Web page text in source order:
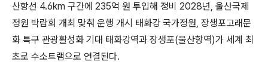
산항선 4.6km 구간에 235억 원 투입해 정비 2028년, 울산국제
정원 박람회 개최 맞춰 운행 개시 태화강 국가정원, 장생포고래문
화 특구 관광활성화 기대 태화강역과 장생포(울산항역)가 세계 최
초로 수소트램으로 연결된다.